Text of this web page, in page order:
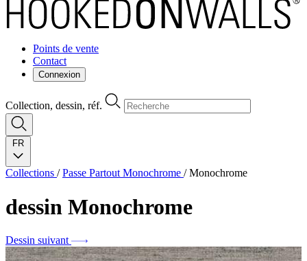
Points de vente
Contact
Connexion
Collection, dessin, réf.
FR
Collections / Passe Partout Monochrome / Monochrome
dessin Monochrome
Dessin suivant